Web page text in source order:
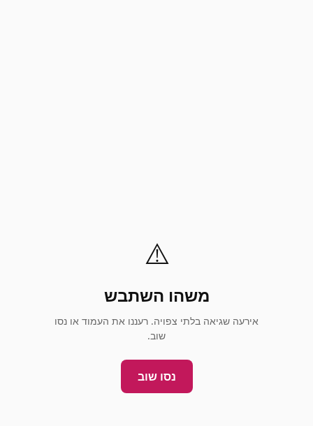
⚠️
משהו השתבש
אירעה שגיאה בלתי צפויה. רעננו את העמוד או נסו
שוב.
נסו שוב